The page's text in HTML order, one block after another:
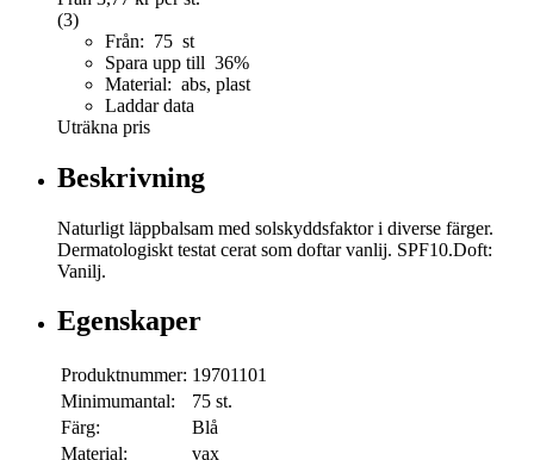
(3)
Från: 75 st
Spara upp till 36%
Material: abs, plast
Laddar data
Uträkna pris
Beskrivning
Naturligt läppbalsam med solskyddsfaktor i diverse färger.
Dermatologiskt testat cerat som doftar vanlij. SPF10.Doft:
Vanilj.
Egenskaper
Produktnummer: 19701101
Minimumantal:
75 st.
Färg:
Blå
Material:
vax